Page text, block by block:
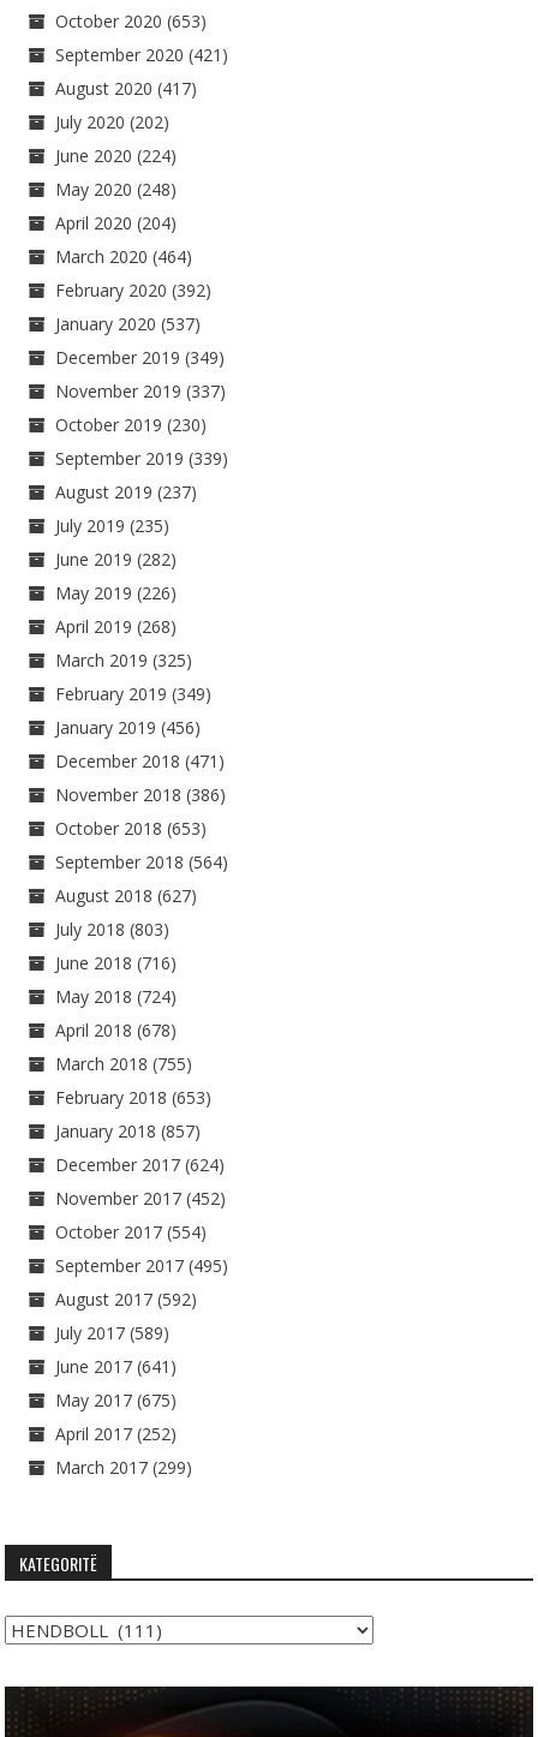
October 2020 (653)
September 2020 (421)
August 2020 (417)
July 2020 (202)
June 2020 (224)
May 2020 (248)
April 2020 (204)
March 2020 (464)
February 2020 (392)
January 2020 (537)
December 2019 (349)
November 2019 (337)
October 2019 (230)
September 2019 (339)
August 2019 (237)
July 2019 (235)
June 2019 (282)
May 2019 (226)
April 2019 (268)
March 2019 (325)
February 2019 (349)
January 2019 (456)
December 2018 (471)
November 2018 (386)
October 2018 (653)
September 2018 (564)
August 2018 (627)
July 2018 (803)
June 2018 (716)
May 2018 (724)
April 2018 (678)
March 2018 (755)
February 2018 (653)
January 2018 (857)
December 2017 (624)
November 2017 (452)
October 2017 (554)
September 2017 (495)
August 2017 (592)
July 2017 (589)
June 2017 (641)
May 2017 (675)
April 2017 (252)
March 2017 (299)
KATEGORITË
Kategoritë